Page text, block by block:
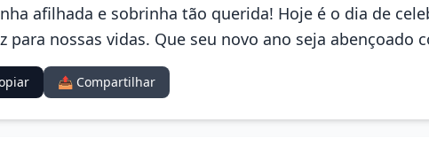
afilhada e sobrinha tão querida! Hoje é o dia de
para nossas vidas. Que seu novo ano seja abençoado
📤 Compartilhar